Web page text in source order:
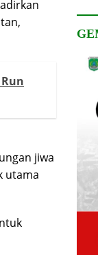
jiwa
utama